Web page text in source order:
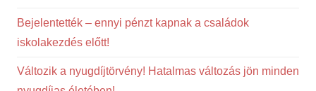
Bejelentették – ennyi pénzt kapnak a családok
iskolakezdés előtt!
Változik a nyugdíjtörvény! Hatalmas változás jön minden